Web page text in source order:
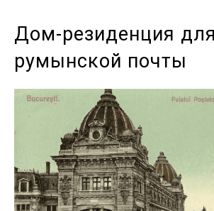
Дом-резиденция для
румынской почты